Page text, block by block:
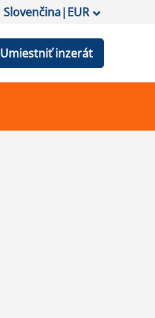
Slovenčina|EUR
Umiestniť inzerát